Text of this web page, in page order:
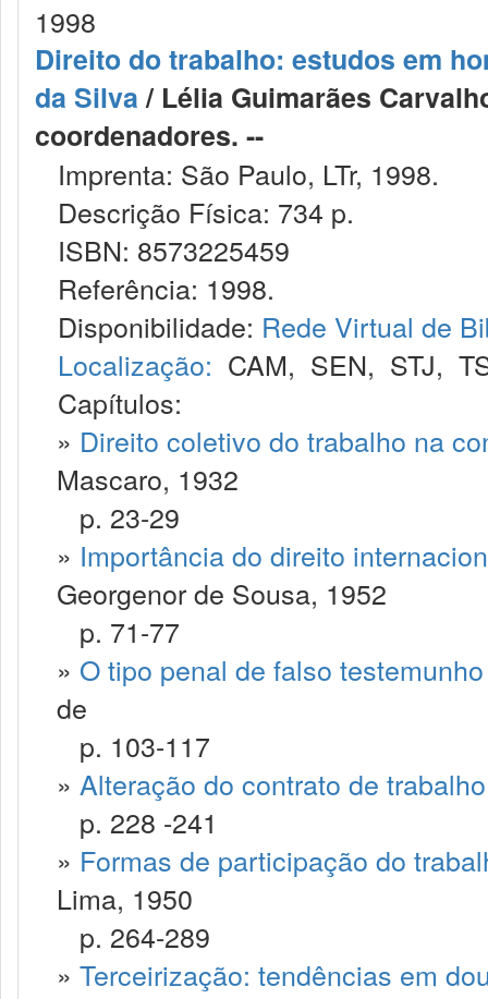
1998
Direito do trabalho: estudos em
da Silva/ Lélia Guimarães
coordenadores. --
Imprenta: São Paulo, LTr, 1998.
Descrição Física: 734 p.
ISBN: 8573225459
Referência: 1998.
Disponibilidade: Rede Virtual de
Localização: CAM, SEN, STJ,
Capítulos:
» Direito coletivo do trabalho na
Mascaro, 1932
p. 23-29
» Importância do direito
Georgenor de Sousa, 1952
p. 71-77
» O tipo penal de falso
de
p. 103-117
» Alteração do contrato de trabalho
p. 228 -241
» Formas de participação do
Lima, 1950
p. 264-289
» Terceirização: tendências em